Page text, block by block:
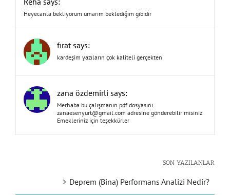
Heyecanla bekliyorum umarım beklediğim gibidir
fırat says:
kardeşim yazıların çok kaliteli gerçekten
zana özdemirli says:
Merhaba bu çalışmanın pdf dosyasını
zanaesenyurt@gmail.com adresine gönderebilir misiniz
Emekleriniz için teşekkürler
SON YAZILANLAR
Deprem (Bina) Performans Analizi Nedir?